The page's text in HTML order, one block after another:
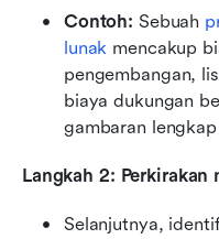
Contoh: Sebuah
lunak mencakup
pengembangan,
biaya dukungan
gambaran
Langkah 2: Perkirakan
Selanjutnya,